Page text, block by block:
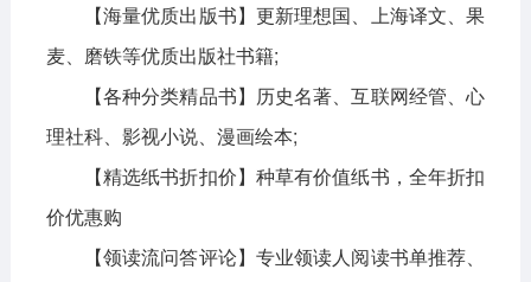
【海量优质出版书】更新理想国、上海译文、果
麦、磨铁等优质出版社书籍;
【各种分类精品书】历史名著、互联网经管、心
理社科、影视小说、漫画绘本;
【精选纸书折扣价】种草有价值纸书，全年折扣
价优惠购
【领读流问答评论】专业领读人阅读书单推荐、